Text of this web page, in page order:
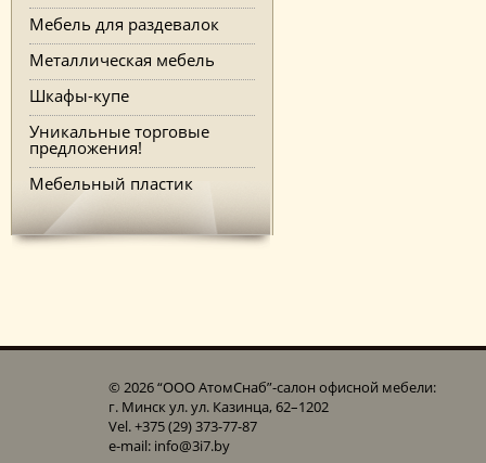
Мебель для раздевалок
Металлическая мебель
Шкафы-купе
Уникальные торговые
предложения!
Мебельный пластик
© 2026 “ООО АтомСнаб”-cалон офисной мебели:
г. Минск ул. ул. Казинца, 62–1202
Vel. +375 (29) 373-77-87
e-mail: info@3i7.by